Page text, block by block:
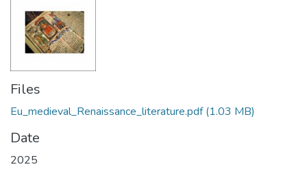
Files
Eu_medieval_Renaissance_literature.pdf(1.03 MB)
Date
2025